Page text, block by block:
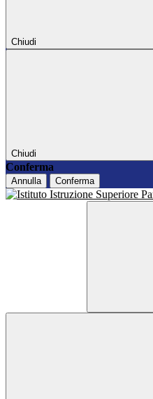
Chiudi
Chiudi
Conferma
Annulla Conferma